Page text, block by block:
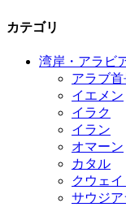
カテゴリ
湾岸・アラビ
アラブ
イエメン
イラク
イラン
オマーン
カタル
クウェイ
サウジ